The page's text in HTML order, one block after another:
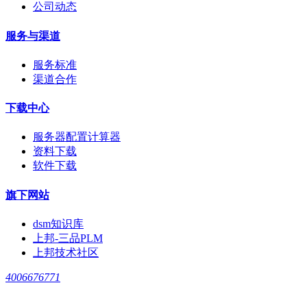
公司动态
服务与渠道
服务标准
渠道合作
下载中心
服务器配置计算器
资料下载
软件下载
旗下网站
dsm知识库
上邦-三品PLM
上邦技术社区
4006676771